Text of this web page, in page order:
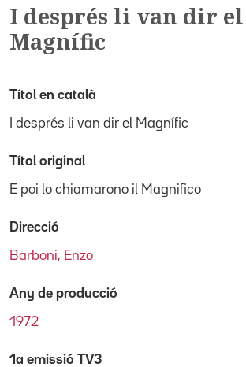
I després li van dir el
Magnífic
Títol en català
I després li van dir el Magnífic
Títol original
E poi lo chiamarono il Magnifico
Direcció
Barboni, Enzo
Any de producció
1972
1a emissió TV3